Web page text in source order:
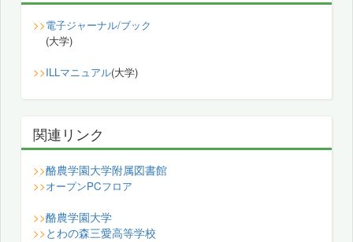
>>電子ジャーナル/ブック
(大学)
>>ILLマニュアル(大学)
関連リンク
>>酪農学園大学附属図書館
>>オープンPCフロア
>>酪農学園大学
>> とわの森三愛高等学校